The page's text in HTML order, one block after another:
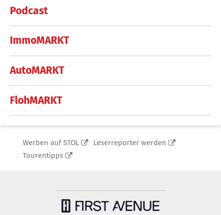
Podcast
ImmoMARKT
AutoMARKT
FlohMARKT
Werben auf STOL
Leserreporter werden
Tourentipps